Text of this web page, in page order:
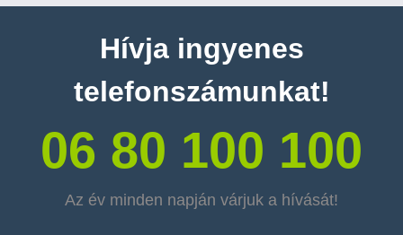
Hívja ingyenes
telefonszámunkat!
06 80 100 100
Az év minden napján várjuk a hívását!